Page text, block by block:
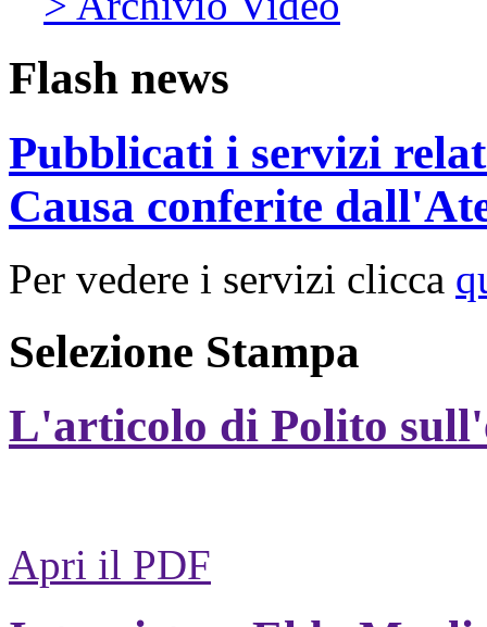
Flash news
Pubblicati i servizi
Causa conferite
Per vedere i servizi clicca
Selezione Stampa
L'articolo di Polito
Apri il PDF